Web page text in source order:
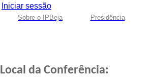
Iniciar sessão
Sobre o IPBeja Presidência
Local da Conferência: